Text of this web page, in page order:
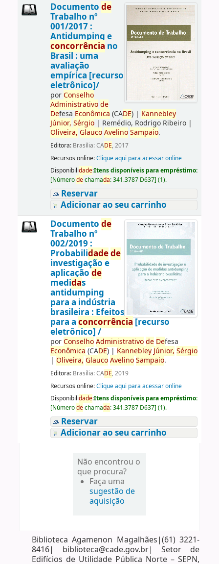
Documento de
Trabalho nº
001/2017 :
Antidumping e
concorrência no
Brasil : uma
avaliação
empírica [recurso
eletrônico]/
porConselho
Administrativo de
Defesa Econômica (CADE)| Kannebley
Júnior, Sérgio| Remédio, Rodrigo Ribeiro|
Oliveira, Glauco Avelino Sampaio.
Editora: Brasília: CADE, 2017
Recursos online:Clique aqui para acessar online
Disponibilidade:Itens disponíveis para empréstimo:
[Númerodechamada:341.3787 D637] (1).
Reservar
Adicionar ao seu carrinho
Documento de
Trabalho nº
002/2019 :
Probabilidadede
investigação e
aplicação de
medidas
antidumping
para a indústria
brasileira : Efeitos
para a concorrência [recurso
eletrônico] /
porConselho Administrativo de Defesa
Econômica (CADE)| Kannebley Júnior, Sérgio
| Oliveira, Glauco Avelino Sampaio.
Editora: Brasília: CADE, 2019
Recursos online:Clique aqui para acessar online
Disponibilidade:Itens disponíveis para empréstimo:
[Númerodechamada:341.3787 D637] (1).
Reservar
Adicionar ao seu carrinho
Não encontrou o
que procura?
Faça uma
sugestão de
aquisição
Biblioteca Agamenon Magalhães|(61) 3221-
8416| biblioteca@cade.gov.br| Setor de
Edifícios de Utilidade Pública Norte – SEPN,